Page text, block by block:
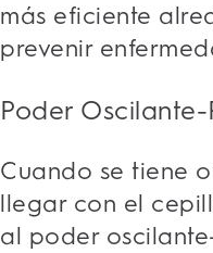
más eficiente
prevenir
Poder
Cuando se tiene
llegar con el
al poder